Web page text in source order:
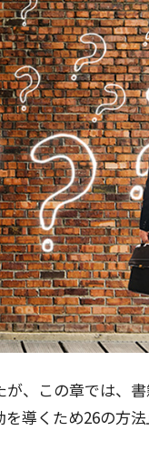
が、この章では、
導くため26の方